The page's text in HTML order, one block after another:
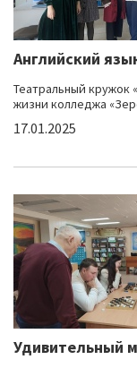
Английский
Театральный кружок
жизни колледжа
17.01.2025
Удивительный